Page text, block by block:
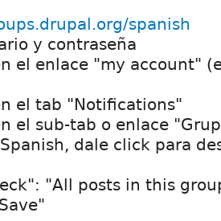
spanish
y contraseña
el enlace "my account"
el tab "Notifications"
el sub-tab o enlace
dale click para
"All posts in this